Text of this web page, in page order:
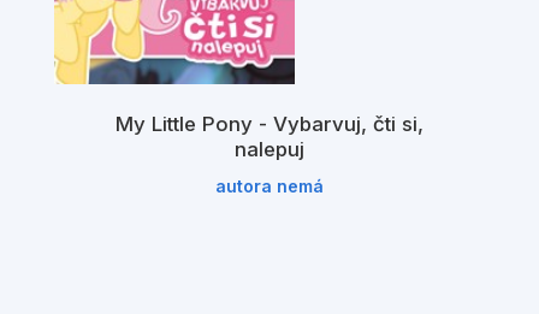
My Little Pony - Vybarvuj, čti si,
nalepuj
autora nemá